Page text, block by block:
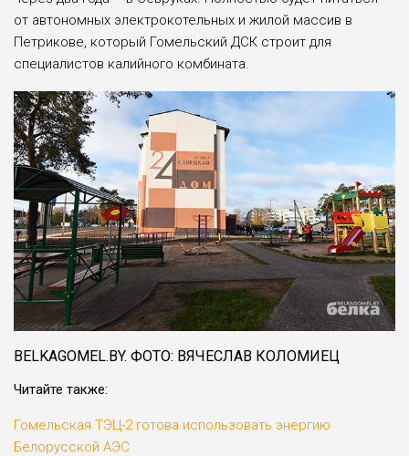
от автономных электрокотельных и жилой массив в
Петрикове, который Гомельский ДСК строит для
специалистов калийного комбината.
BELKAGOMEL.BY. ФОТО: ВЯЧЕСЛАВ КОЛОМИЕЦ
Читайте также:
Гомельская ТЭЦ-2 готова использовать энергию
Белорусской АЭС